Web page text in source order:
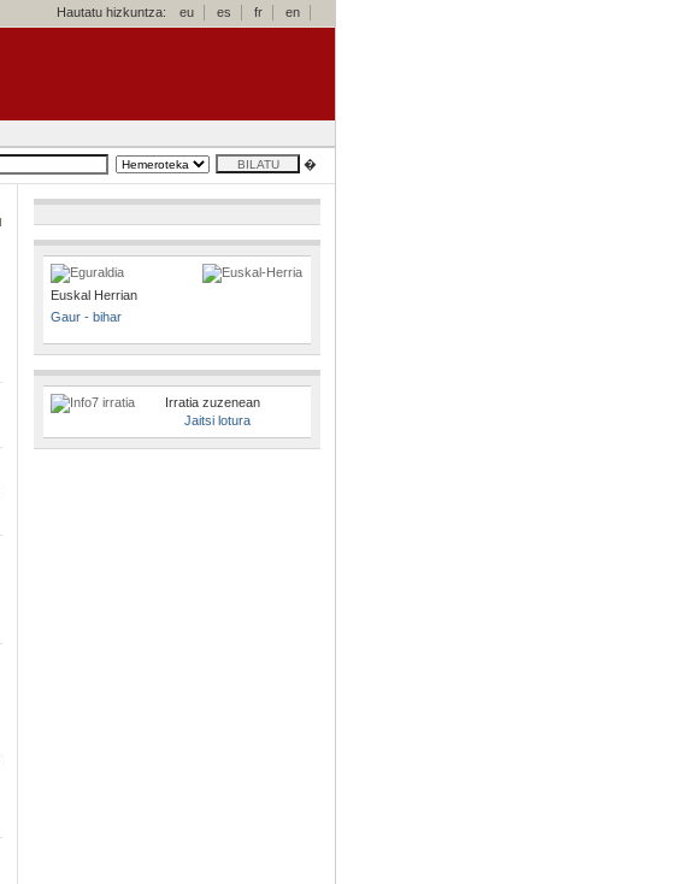
Hautatu hizkuntza: eu es fr en
�
Euskal Herrian
Gaur - bihar
Irratia zuzenean
Jaitsi lotura